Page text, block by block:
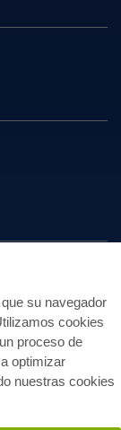
su navegador
cookies
proceso de
optimizar
nuestras cookies
2026 Cuvillier